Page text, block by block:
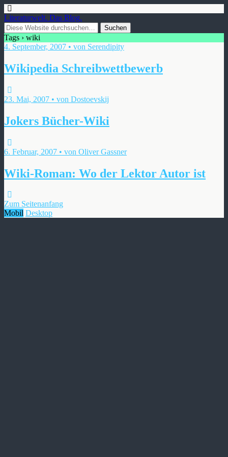
Literaturwelt. Das Blog.
Tags › wiki
4. September, 2007 • von Serendipity
Wikipedia Schreibwettbewerb
23. Mai, 2007 • von Dostoevskij
Jokers Bücher-Wiki
6. Februar, 2007 • von Oliver Gassner
Wiki-Roman: Wo der Lektor Autor ist
Zum Seitenanfang
Mobil Desktop